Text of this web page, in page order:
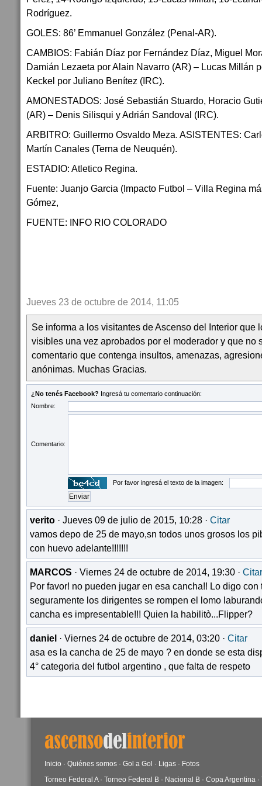
Rodríguez.
GOLES: 86’ Emmanuel González (Penal-AR).
CAMBIOS: Fabián Díaz por Fernández Díaz, Miguel
Damián Lezaeta por Alain Navarro (AR) – Lucas Millán
Keckel por Juliano Benítez (IRC).
AMONESTADOS: José Sebastián Stuardo, Horacio
(AR) – Denis Silisqui y Adrián Sandoval (IRC).
ARBITRO: Guillermo Osvaldo Meza. ASISTENTES:
Martín Canales (Terna de Neuquén).
ESTADIO: Atletico Regina.
Fuente: Juanjo Garcia (Impacto Futbol – Villa Regina
Gómez,
FUENTE: INFO RIO COLORADO
Jueves 23 de octubre de 2014, 11:05
Se informa a los visitantes de Ascenso del Interior que
visibles una vez aprobados por el moderador y que no
comentario que contenga insultos, amenazas,
anónimas. Muchas Gracias.
¿No tenés Facebook? Ingresá tu comentario continuación:
Nombre:
Comentario:
Por favor ingresá el texto de la imagen:
verito · Jueves 09 de julio de 2015, 10:28 · Citar
vamos depo de 25 de mayo,sn todos unos grosos los
con huevo adelante!!!!!!!
MARCOS · Viernes 24 de octubre de 2014, 19:30 · Citar
Por favor! no pueden jugar en esa cancha!! Lo digo
seguramente los dirigentes se rompen el lomo
cancha es impresentable!!! Quien la habilitò...Flipper?
daniel · Viernes 24 de octubre de 2014, 03:20 · Citar
asa es la cancha de 25 de mayo ? en donde se esta
4° categoria del futbol argentino , que falta de respeto
Inicio · Quiénes somos · Gol a Gol · Ligas · Fotos
Torneo Federal A· Torneo Federal B · Nacional B · Copa Argentina ·